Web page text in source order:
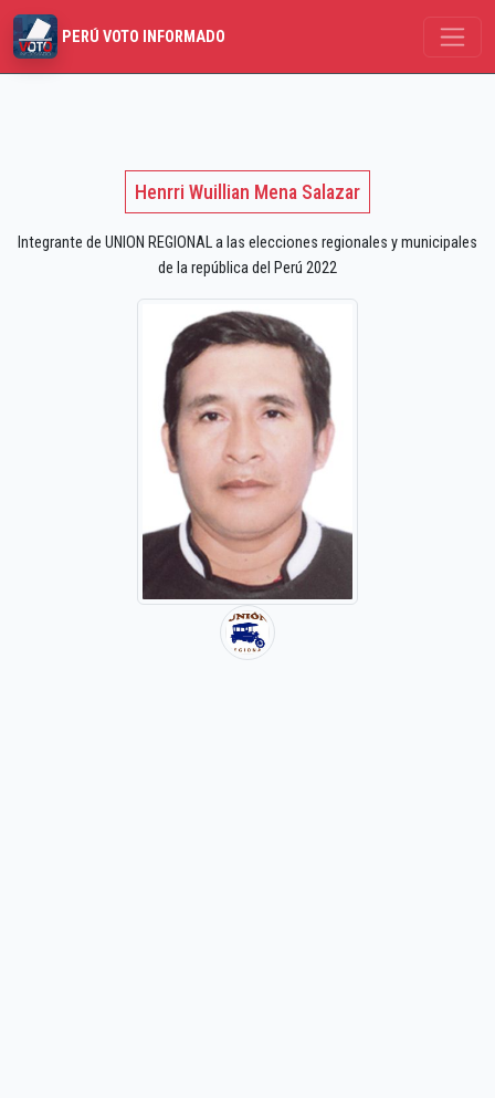
PERÚ VOTO INFORMADO
Henrri Wuillian Mena Salazar
Integrante de UNION REGIONAL a las elecciones regionales y municipales
de la república del Perú 2022